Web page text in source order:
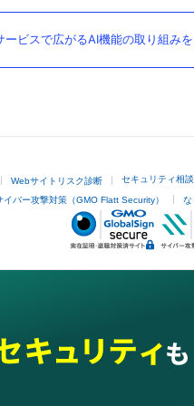
ビスで広がるAI機能の取り組みを
Webサイトリスク診断 セキュリティ相
イバー攻撃対策（GMO Flatt Security） な